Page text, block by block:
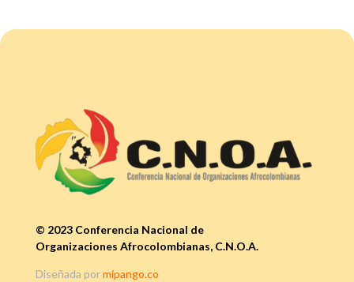
© 2023 Conferencia Nacional de
Organizaciones Afrocolombianas, C.N.O.A.
Diseñada pormipango.co